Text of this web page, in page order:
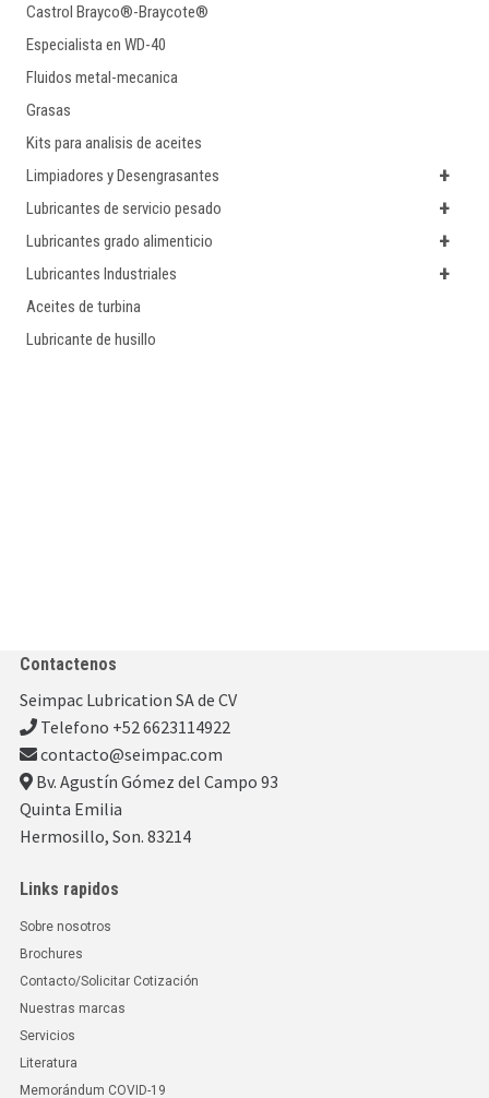
Castrol Brayco®-Braycote®
Especialista en WD-40
Fluidos metal-mecanica
Grasas
Kits para analisis de aceites
+
Limpiadores y Desengrasantes
+
Lubricantes de servicio pesado
+
Lubricantes grado alimenticio
+
Lubricantes Industriales
Aceites de turbina
Lubricante de husillo
Contactenos
Seimpac Lubrication SA de CV
Telefono +52 6623114922
contacto@seimpac.com
Bv. Agustín Gómez del Campo 93
Quinta Emilia
Hermosillo, Son. 83214
Links rapidos
Sobre nosotros
Brochures
Contacto/Solicitar Cotización
Nuestras marcas
Servicios
Literatura
Memorándum COVID-19